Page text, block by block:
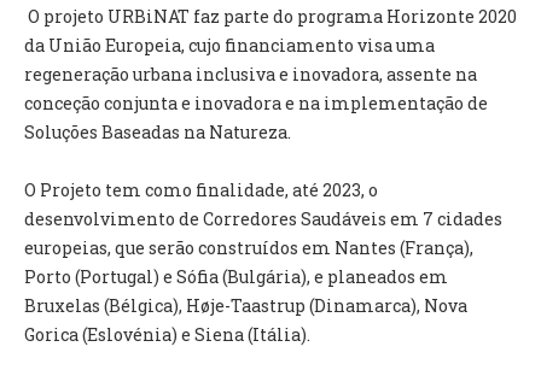
O projeto URBiNAT faz parte do programa Horizonte 2020
da União Europeia, cujo financiamento visa uma
regeneração urbana inclusiva e inovadora, assente na
conceção conjunta e inovadora e na implementação de
Soluções Baseadas na Natureza.
O Projeto tem como finalidade, até 2023, o
desenvolvimento de Corredores Saudáveis em 7 cidades
europeias, que serão construídos em Nantes (França),
Porto (Portugal) e Sófia (Bulgária), e planeados em
Bruxelas (Bélgica), Høje-Taastrup (Dinamarca), Nova
Gorica (Eslovénia) e Siena (Itália).